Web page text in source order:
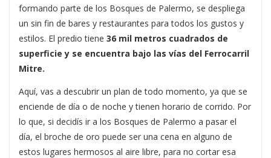
formando parte de los Bosques de Palermo, se despliega
un sin fin de bares y restaurantes para todos los gustos y
estilos. El predio tiene 36 mil metros cuadrados de
superficie y se encuentra bajo las vías del Ferrocarril
Mitre.
Aquí, vas a descubrir un plan de todo momento, ya que se
enciende de día o de noche y tienen horario de corrido. Por
lo que, si decidís ir a los Bosques de Palermo a pasar el
día, el broche de oro puede ser una cena en alguno de
estos lugares hermosos al aire libre, para no cortar esa